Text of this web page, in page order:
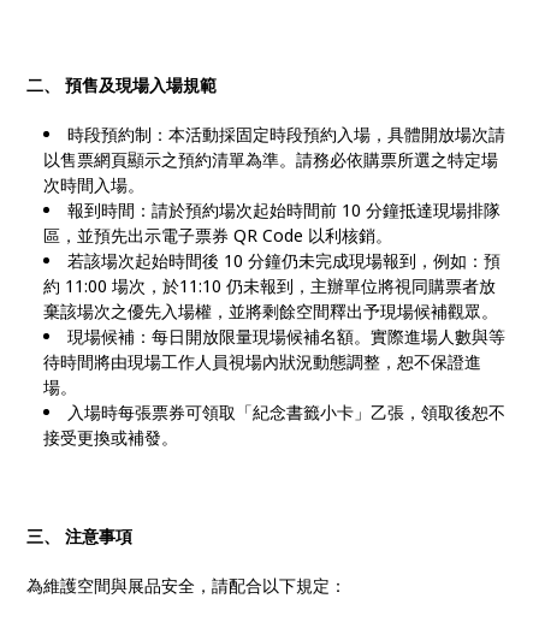
二、 預售及現場入場規範
時段預約制：本活動採固定時段預約入場，具體開放場次請
以售票網頁顯示之預約清單為準。請務必依購票所選之特定場
次時間入場。
報到時間：請於預約場次起始時間前 10 分鐘抵達現場排隊
區，並預先出示電子票券 QR Code 以利核銷。
若該場次起始時間後 10 分鐘仍未完成現場報到，例如：預
約 11:00 場次，於11:10 仍未報到，主辦單位將視同購票者放
棄該場次之優先入場權，並將剩餘空間釋出予現場候補觀眾。
現場候補：每日開放限量現場候補名額。實際進場人數與等
待時間將由現場工作人員視場內狀況動態調整，恕不保證進
場。
入場時每張票券可領取「紀念書籤小卡」乙張，領取後恕不
接受更換或補發。
三、 注意事項
為維護空間與展品安全，請配合以下規定：